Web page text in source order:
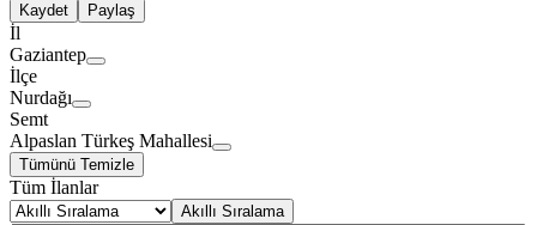
Kaydet
Paylaş
İl
Gaziantep
İlçe
Nurdağı
Semt
Alpaslan Türkeş Mahallesi
Tümünü Temizle
Tüm İlanlar
Akıllı Sıralama